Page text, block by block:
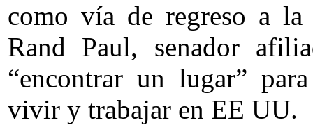
como vía de regreso a la
Rand Paul, senador
“encontrar un lugar”
vivir y trabajar en EE UU.